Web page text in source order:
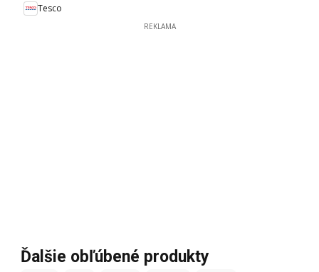
Tesco
REKLAMA
Ďalšie obľúbené produkty